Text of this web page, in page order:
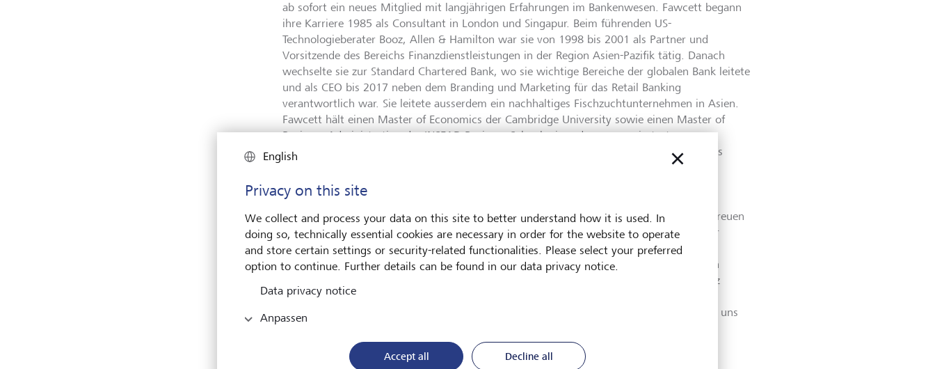
ab sofort ein neues Mitglied mit langjährigen Erfahrungen im Bankenwesen. Fawcett begann
ihre Karriere 1985 als Consultant in London und Singapur. Beim führenden US-
Technologieberater Booz, Allen & Hamilton war sie von 1998 bis 2001 als Partner und
Vorsitzende des Bereichs Finanzdienstleistungen in der Region Asien-Pazifik tätig. Danach
wechselte sie zur Standard Chartered Bank, wo sie wichtige Bereiche der globalen Bank leitete
und als CEO bis 2017 neben dem Branding und Marketing für das Retail Banking
verantwortlich war. Sie leitete ausserdem ein nachhaltiges Fischzuchtunternehmen in Asien.
Fawcett hält einen Master of Economics der Cambridge University sowie einen Master of
Business Administration der INSEAD Business School, einer der renommiertesten
Businessschulen der Welt mit Sitzen in Europa und Asien. Ausserdem ist sie Mitglied des
Direktoriums der Wirtschaftshochschule INSEAD sowie Aufsichtsratsmitglied von
BetterTradeOff, einem Fintech mit Sitz in Singapur und Dubai.
S.D. Prinz Philipp von und zu Liechtenstein, Präsident des Stiftungsrates der LGT: "Wir freuen
uns sehr, dass wir mit Karen Fawcett eine renommierte und erfahrene Persönlichkeit für
unseren Stiftungsrat gewinnen konnten. Sie bringt eine breite Expertise in den
unterschiedlichsten Fachrichtungen mit. Vor allem in den zukunftsweisenden Bereichen
Technologie und Nachhaltigkeit greift Karen Fawcett auf einen breiten Erfahrungsschatz
zurück. Ausserdem war es uns aufgrund unseres Fokus auf den asiatischen Markt sehr
wichtig, eine Person mit umfangreicher Arbeitserfahrung in Asien zu finden. Wir freuen uns
English
Privacy on this site
We collect and process your data on this site to better understand how it is used. In
doing so, technically essential cookies are necessary in order for the website to operate
and store certain settings or security-related functionalities. Please select your preferred
option to continue. Further details can be found in our data privacy notice.
Data privacy notice
Anpassen
Accept all Decline all